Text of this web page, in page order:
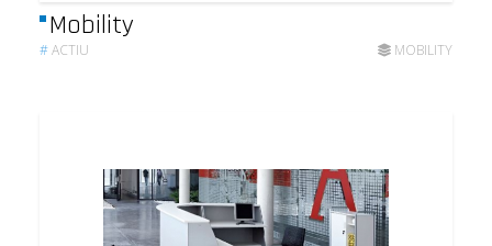
Mobility
#ACTIU MOBILITY